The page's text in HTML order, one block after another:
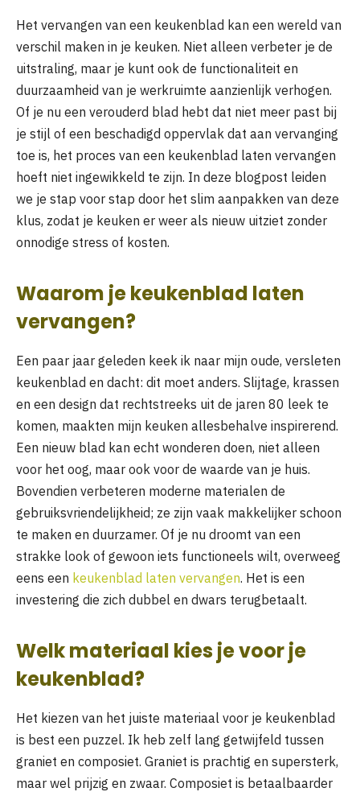
Het vervangen van een keukenblad kan een wereld van
verschil maken in je keuken. Niet alleen verbeter je de
uitstraling, maar je kunt ook de functionaliteit en
duurzaamheid van je werkruimte aanzienlijk verhogen.
Of je nu een verouderd blad hebt dat niet meer past bij
je stijl of een beschadigd oppervlak dat aan vervanging
toe is, het proces van een keukenblad laten vervangen
hoeft niet ingewikkeld te zijn. In deze blogpost leiden
we je stap voor stap door het slim aanpakken van deze
klus, zodat je keuken er weer als nieuw uitziet zonder
onnodige stress of kosten.
Waarom je keukenblad laten
vervangen?
Een paar jaar geleden keek ik naar mijn oude, versleten
keukenblad en dacht: dit moet anders. Slijtage, krassen
en een design dat rechtstreeks uit de jaren 80 leek te
komen, maakten mijn keuken allesbehalve inspirerend.
Een nieuw blad kan echt wonderen doen, niet alleen
voor het oog, maar ook voor de waarde van je huis.
Bovendien verbeteren moderne materialen de
gebruiksvriendelijkheid; ze zijn vaak makkelijker schoon
te maken en duurzamer. Of je nu droomt van een
strakke look of gewoon iets functioneels wilt, overweeg
eens een keukenblad laten vervangen. Het is een
investering die zich dubbel en dwars terugbetaalt.
Welk materiaal kies je voor je
keukenblad?
Het kiezen van het juiste materiaal voor je keukenblad
is best een puzzel. Ik heb zelf lang getwijfeld tussen
graniet en composiet. Graniet is prachtig en supersterk,
maar wel prijzig en zwaar. Composiet is betaalbaarder